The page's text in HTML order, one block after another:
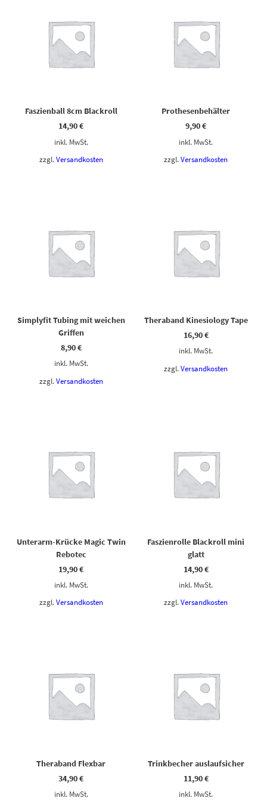
Faszienball 8cm Blackroll
14,90€
inkl. MwSt.
zzgl. Versandkosten
Prothesenbehälter
9,90€
inkl. MwSt.
zzgl.Versandkosten
Simplyfit Tubing mit weichen
Griffen
8,90€
inkl. MwSt.
zzgl. Versandkosten
Theraband Kinesiology Tape
16,90€
inkl. MwSt.
zzgl.Versandkosten
Unterarm-Krücke Magic Twin
Rebotec
19,90€
inkl. MwSt.
zzgl. Versandkosten
Faszienrolle Blackroll mini
glatt
14,90€
inkl. MwSt.
zzgl.Versandkosten
Theraband Flexbar
34,90€
inkl. MwSt.
Trinkbecher auslaufsicher
11,90€
inkl. MwSt.